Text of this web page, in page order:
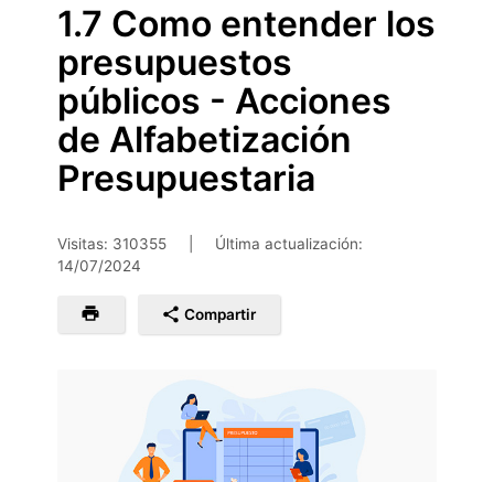
1.7 Como entender los
presupuestos
públicos - Acciones
de Alfabetización
Presupuestaria
Visitas: 310355
Última actualización:
14/07/2024
Compartir